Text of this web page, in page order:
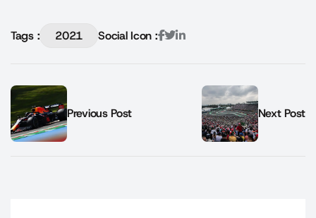
Tags : 2021 Social Icon :
Previous Post Next Post